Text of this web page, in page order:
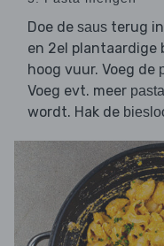
Doe de saus terug
en 2el plantaardige
hoog vuur. Voeg de
Voeg evt. meer
wordt. Hak de